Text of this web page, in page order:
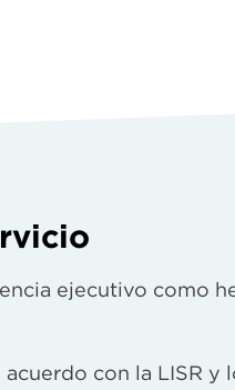
ejecutivo como
con la LISR y